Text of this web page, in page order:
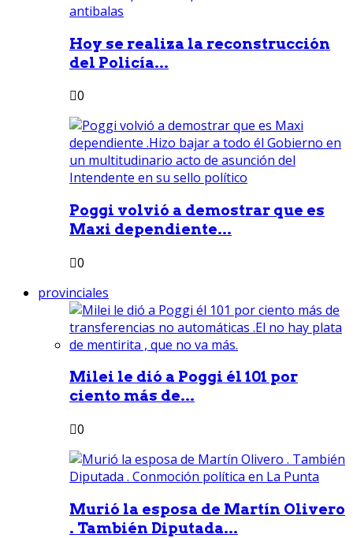
Hoy se realiza la reconstrucción
del Policía...
0
Poggi volvió a demostrar que es
Maxi dependiente...
0
provinciales
Milei le dió a Poggi él 101 por
ciento más de...
0
Murió la esposa de Martín Olivero
. También Diputada...